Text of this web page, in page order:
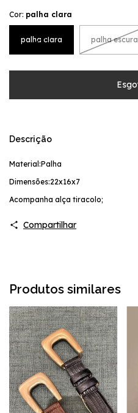
Cor: palha clara
palha clara palha escura
Descrição
Material:Palha
Dimensões:22x16x7
Acompanha alça tiracolo;
Compartilhar
Produtos similares